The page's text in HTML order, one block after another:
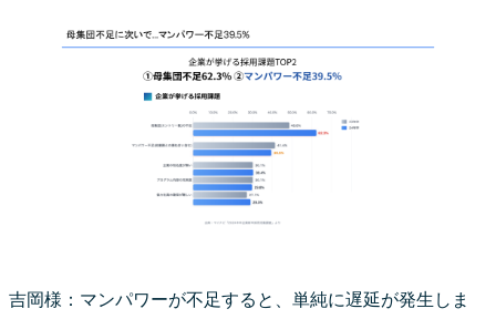
吉岡様：マンパワーが不足すると、単純に遅延が発生しま